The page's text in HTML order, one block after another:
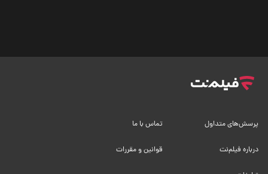
پرسش‌های متداول تماس با ما
درباره فیلم‌نت قوانین و مقررات